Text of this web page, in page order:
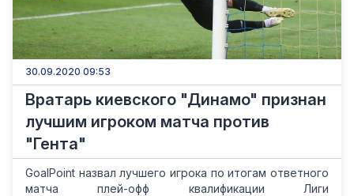
30.09.2020 09:53
Вратарь киевского "Динамо" признан
лучшим игроком матча против
"Гента"
GoalPoint назвал лучшего игрока по итогам ответного
матча плей-офф квалификации Лиги